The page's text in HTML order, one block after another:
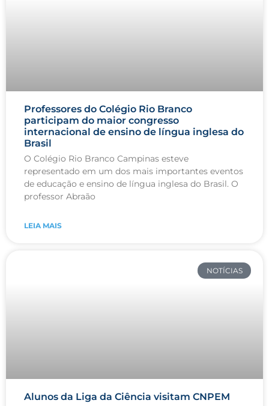
Professores do Colégio Rio Branco
participam do maior congresso
internacional de ensino de língua inglesa do
Brasil
O Colégio Rio Branco Campinas esteve
representado em um dos mais importantes eventos
de educação e ensino de língua inglesa do Brasil. O
professor Abraão
LEIA MAIS
NOTÍCIAS
Alunos da Liga da Ciência visitam CNPEM